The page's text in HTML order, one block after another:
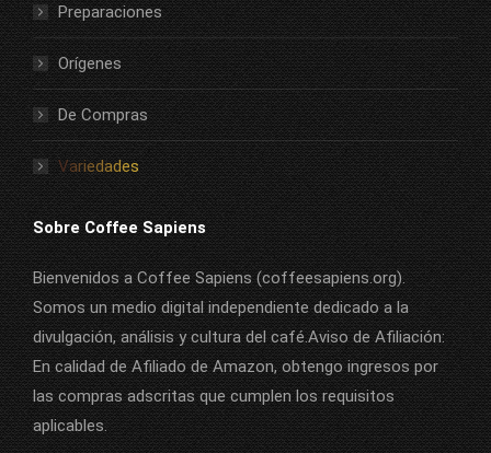
Preparaciones
Orígenes
De Compras
Variedades
Sobre Coffee Sapiens
Bienvenidos a Coffee Sapiens (coffeesapiens.org).
Somos un medio digital independiente dedicado a la
divulgación, análisis y cultura del café.Aviso de Afiliación:
En calidad de Afiliado de Amazon, obtengo ingresos por
las compras adscritas que cumplen los requisitos
aplicables.